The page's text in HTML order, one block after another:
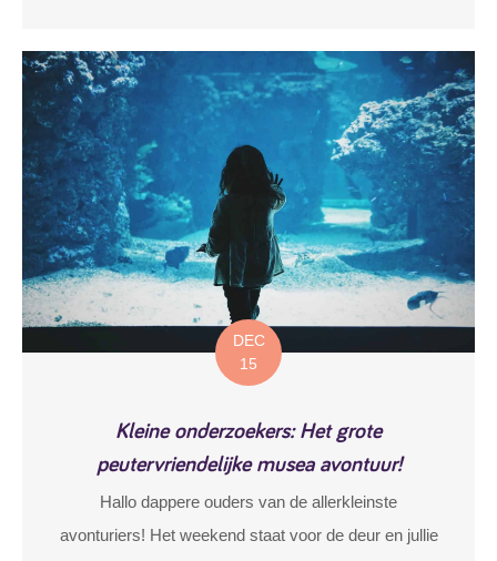
DEC
15
Kleine onderzoekers: Het grote
peutervriendelijke musea avontuur!
Hallo dappere ouders van de allerkleinste
avonturiers! Het weekend staat voor de deur en jullie